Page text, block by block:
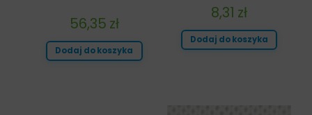
8,31 zł
Dodaj do koszyka
56,35 zł
Dodaj do koszyka